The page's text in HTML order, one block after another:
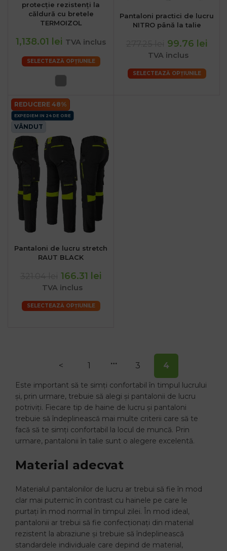
protecție rezistenți la
căldură cu bretele
TERMOIZOL
1,138.01 lei TVA inclus
SELECTEAZĂ OPȚIUNILE
Pantaloni practici de lucru
NITRO până la talie
99.76 lei
TVA inclus
SELECTEAZĂ OPȚIUNILE
REDUCERE 48%
EXPEDIEM IN 24 DE ORE
VÂNDUT
Pantaloni de lucru stretch
RAUT BLACK
166.31 lei
TVA inclus
SELECTEAZĂ OPȚIUNILE
< 1 … 3 4
Este important să te simți confortabil în timpul lucrului
și, prin urmare, trebuie să alegi și pantalonii de lucru
potriviți. Fiecare tip de haine de lucru și pantaloni
trebuie să îndeplinească mai multe criterii care să te
facă să te simți confortabil la locul de muncă. Prin
urmare, pantalonii în talie sunt o alegere excelentă.
Material adecvat
Materialul pantalonilor de lucru ar trebui să fie în mod
clar mai puternic în contrast cu hainele pe care le
purtați în mod normal în timpul zilei. În mod ideal,
pantalonii ar trebui să fie confecționați din material
rezistent la abraziune și trebuie să îndeplinească
standardele individuale care depind de material,